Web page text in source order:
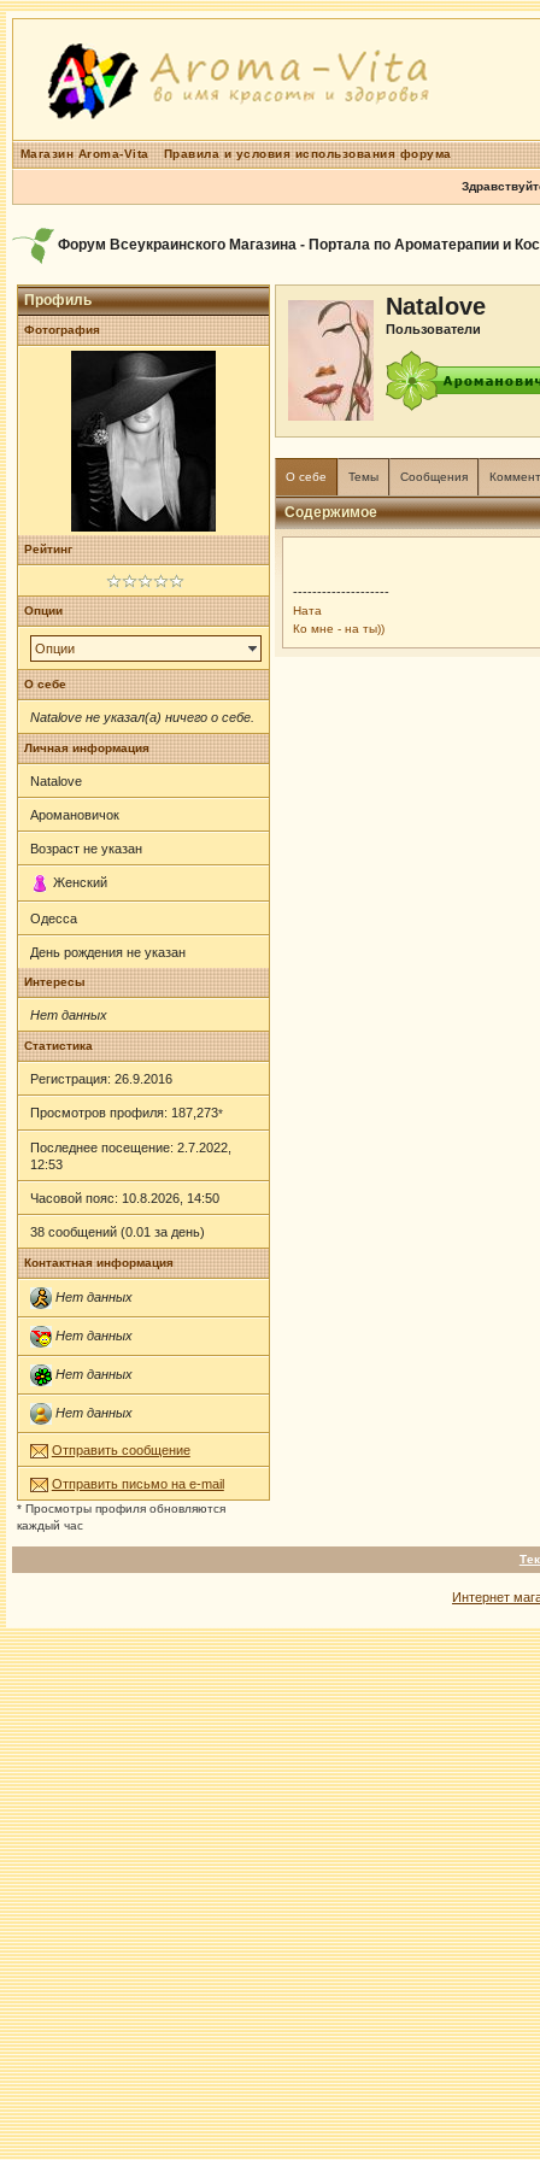
Магазин Aroma-Vita Правила и условия использования форума
Форум Всеукраинского Магазина - Портала по Ароматерапии и
Профиль
Фотография
Рейтинг
Опции
Опции
О себе
Natalove не указал(а) ничего о себе.
Личная информация
Natalove
Аромановичок
Возраст не указан
Женский
Одесса
День рождения не указан
Интересы
Нет данных
Статистика
Регистрация: 26.9.2016
Просмотров профиля: 187,273*
Последнее посещение: 2.7.2022,
12:53
Часовой пояс: 10.8.2026, 14:50
38 сообщений (0.01 за день)
Контактная информация
Нет данных
Нет данных
Нет данных
Нет данных
Отправить сообщение
Отправить письмо на e-mail
* Просмотры профиля обновляются
каждый час
Natalove
Пользователи
О себе Темы Сообщения
Содержимое
--------------------
Ната
Ко мне - на ты))
Интернет